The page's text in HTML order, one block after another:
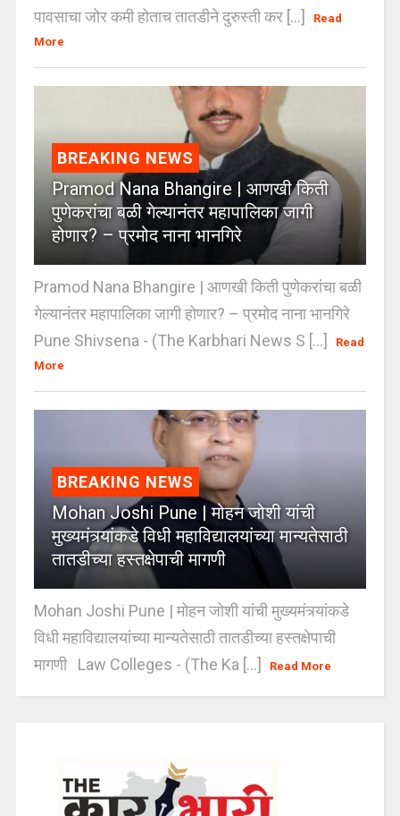
पावसाचा जोर कमी होताच तातडीने दुरुस्ती कर [...]
Read
More
BREAKING NEWS
Pramod Nana Bhangire | आणखी किती
पुणेकरांचा बळी गेल्यानंतर महापालिका जागी
होणार? – प्रमोद नाना भानगिरे
Pramod Nana Bhangire | आणखी किती पुणेकरांचा बळी
गेल्यानंतर महापालिका जागी होणार? – प्रमोद नाना भानगिरे
Pune Shivsena - (The Karbhari News S [...]
Read
More
BREAKING NEWS
Mohan Joshi Pune | मोहन जोशी यांची
मुख्यमंत्र्यांकडे विधी महाविद्यालयांच्या मान्यतेसाठी
तातडीच्या हस्तक्षेपाची मागणी
Mohan Joshi Pune | मोहन जोशी यांची मुख्यमंत्र्यांकडे
विधी महाविद्यालयांच्या मान्यतेसाठी तातडीच्या हस्तक्षेपाची
मागणी Law Colleges - (The Ka [...]
Read More